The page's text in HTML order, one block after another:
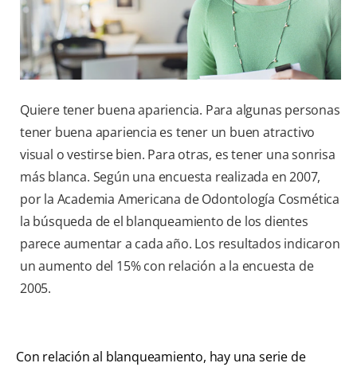
Quiere tener buena apariencia. Para algunas personas
tener buena apariencia es tener un buen atractivo
visual o vestirse bien. Para otras, es tener una sonrisa
más blanca. Según una encuesta realizada en 2007,
por la Academia Americana de Odontología Cosmética
la búsqueda de el blanqueamiento de los dientes
parece aumentar a cada año. Los resultados indicaron
un aumento del 15% con relación a la encuesta de
2005.
Con relación al blanqueamiento, hay una serie de